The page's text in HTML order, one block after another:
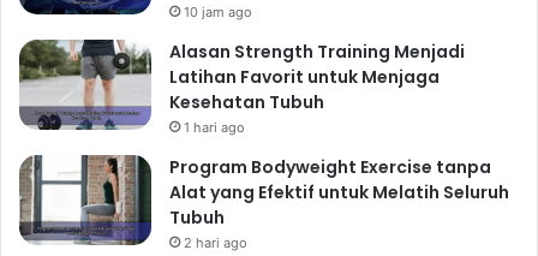
10 jam ago
Alasan Strength Training Menjadi
Latihan Favorit untuk Menjaga
Kesehatan Tubuh
1 hari ago
Program Bodyweight Exercise tanpa
Alat yang Efektif untuk Melatih Seluruh
Tubuh
2 hari ago